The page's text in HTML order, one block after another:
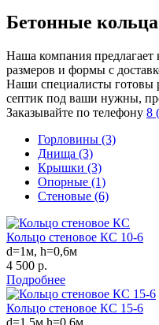
Бетонные кольца
Наша компания предлагает
размеров и формы с
Наши специалисты готовы
септик под ваши нужны,
Заказывайте по телефону 8
Горловины (3)
Днища (3)
Крышки (3)
Опорные (1)
Стеновые (6)
Кольцо стеновое КС 10-6
d=1м, h=0,6м
4 500 р.
Подробнее
Кольцо стеновое КС 15-6
d=1,5м h=0,6м